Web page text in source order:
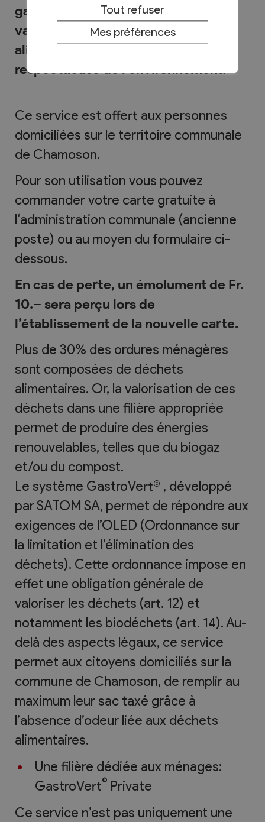
garantit aux communes une
valorisation optimale des déchets
alimentaires dans une démarche
respectueuse de l’environnement.
Ce service est offert aux personnes
domiciliées sur le territoire communale
de Chamoson.
Pour son utilisation vous pouvez
commander votre carte gratuite à
l‘administration communale (ancienne
poste) ou au moyen du formulaire ci-
dessous.
En cas de perte, un émolument de Fr.
10.– sera perçu lors de
l’établissement de la nouvelle carte.
Plus de 30% des ordures ménagères
sont composées de déchets
alimentaires. Or, la valorisation de ces
déchets dans une filière appropriée
permet de produire des énergies
renouvelables, telles que du biogaz
et/ou du compost.
Le système GastroVert© , développé
par SATOM SA, permet de répondre aux
exigences de l’OLED (Ordonnance sur
la limitation et l’élimination des
déchets). Cette ordonnance impose en
effet une obligation générale de
valoriser les déchets (art. 12) et
notamment les biodéchets (art. 14). Au-
delà des aspects légaux, ce service
permet aux citoyens domiciliés sur la
commune de Chamoson, de remplir au
maximum leur sac taxé grâce à
l’absence d’odeur liée aux déchets
alimentaires.
Une filière dédiée aux ménages:
GastroVert© Private
Ce service n’est pas uniquement une
Tout refuser
Mes préférences